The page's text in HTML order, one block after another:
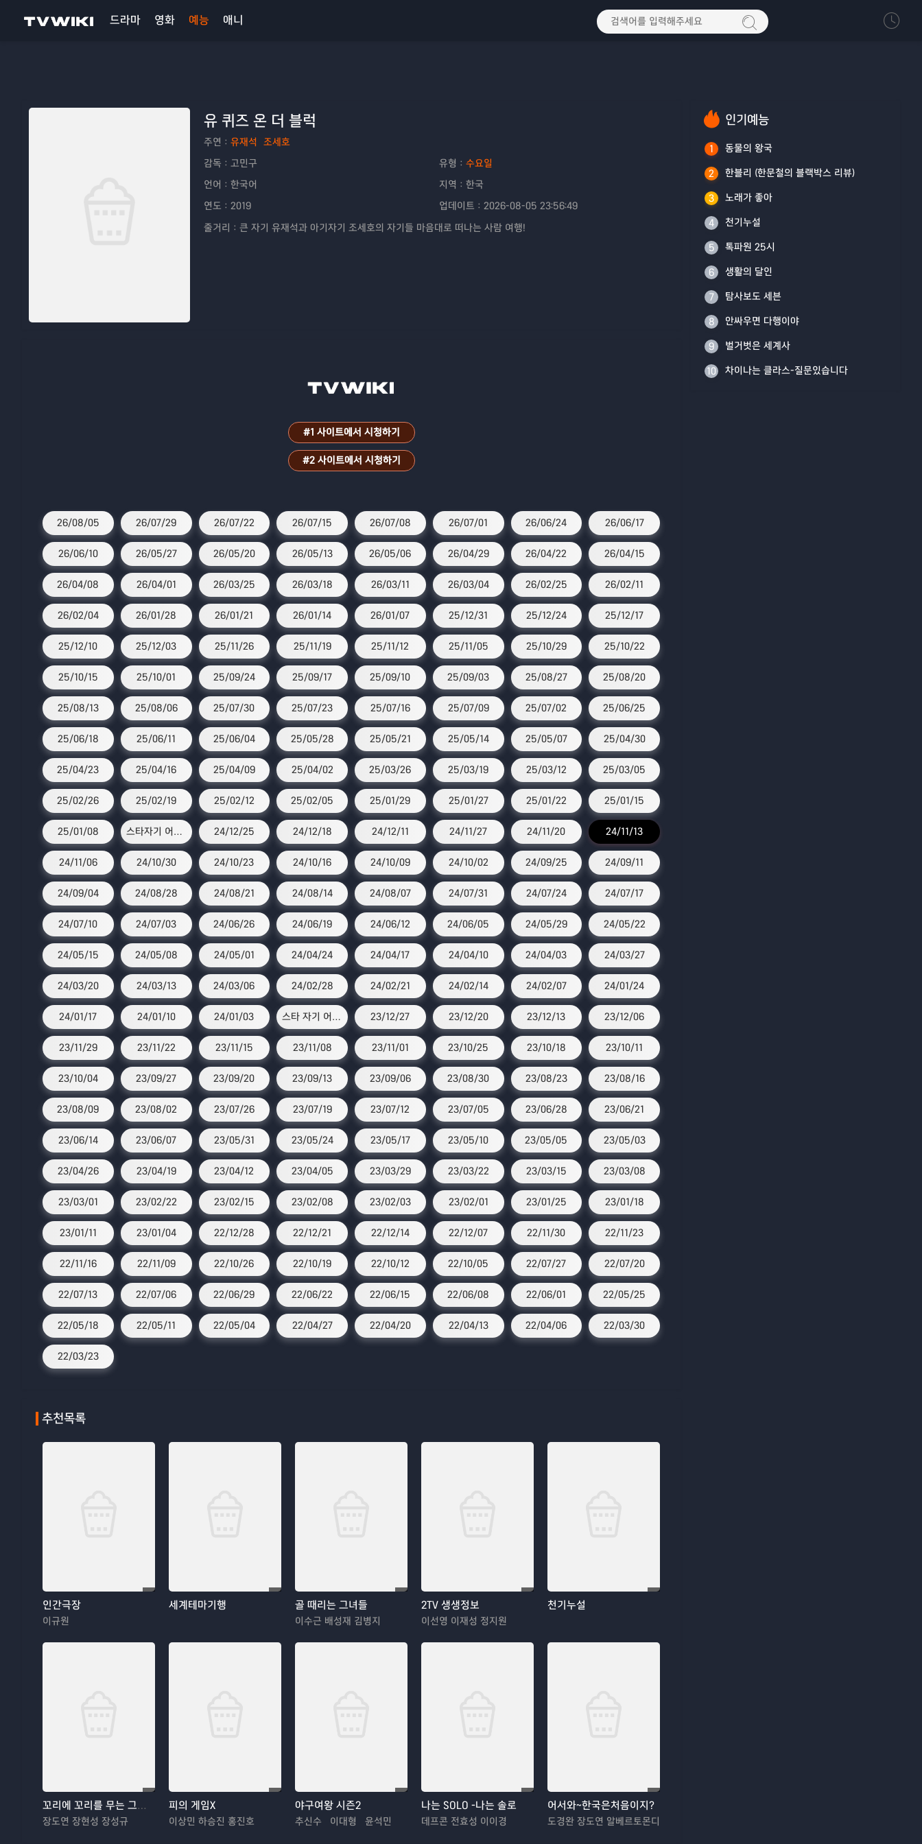
드라마 영화 예능 애니
유 퀴즈 온 더 블럭
주연： 유재석
조세호
감독： 고민구 유형： 수요일
언어： 한국어 지역： 한국
연도： 2019 업데이트： 2026-08-05 23:56:49
줄거리： 큰 자기 유재석과 아기자기 조세호의 자기들 마음대로 떠나는 사람 여행!
#1 사이트에서 시청하기
#2 사이트에서 시청하기
26/08/05 26/07/29 26/07/22 26/07/15 26/07/08 26/07/01 26/06/24 26/06/17
26/06/10 26/05/27 26/05/20 26/05/13 26/05/06 26/04/29 26/04/22 26/04/15
26/04/08 26/04/01 26/03/25 26/03/18 26/03/11 26/03/04 26/02/25 26/02/11
26/02/04 26/01/28 26/01/21 26/01/14 26/01/07 25/12/31 25/12/24 25/12/17
25/12/10 25/12/03 25/11/26 25/11/19 25/11/12 25/11/05 25/10/29 25/10/22
25/10/15 25/10/01 25/09/24 25/09/17 25/09/10 25/09/03 25/08/27 25/08/20
25/08/13 25/08/06 25/07/30 25/07/23 25/07/16 25/07/09 25/07/02 25/06/25
25/06/18 25/06/11 25/06/04 25/05/28 25/05/21 25/05/14 25/05/07 25/04/30
25/04/23 25/04/16 25/04/09 25/04/02 25/03/26 25/03/19 25/03/12 25/03/05
25/02/26 25/02/19 25/02/12 25/02/05 25/01/29 25/01/27 25/01/22 25/01/15
25/01/08 스타자기 어워즈 24/12/25 24/12/18 24/12/11 24/11/27 24/11/20 24/11/13
24/11/06 24/10/30 24/10/23 24/10/16 24/10/09 24/10/02 24/09/25 24/09/11
24/09/04 24/08/28 24/08/21 24/08/14 24/08/07 24/07/31 24/07/24 24/07/17
24/07/10 24/07/03 24/06/26 24/06/19 24/06/12 24/06/05 24/05/29 24/05/22
24/05/15 24/05/08 24/05/01 24/04/24 24/04/17 24/04/10 24/04/03 24/03/27
24/03/20 24/03/13 24/03/06 24/02/28 24/02/21 24/02/14 24/02/07 24/01/24
24/01/17 24/01/10 24/01/03 스타 자기 어워즈 23/12/27 23/12/20 23/12/13 23/12/06
23/11/29 23/11/22 23/11/15 23/11/08 23/11/01 23/10/25 23/10/18 23/10/11
23/10/04 23/09/27 23/09/20 23/09/13 23/09/06 23/08/30 23/08/23 23/08/16
23/08/09 23/08/02 23/07/26 23/07/19 23/07/12 23/07/05 23/06/28 23/06/21
23/06/14 23/06/07 23/05/31 23/05/24 23/05/17 23/05/10 23/05/05 23/05/03
23/04/26 23/04/19 23/04/12 23/04/05 23/03/29 23/03/22 23/03/15 23/03/08
23/03/01 23/02/22 23/02/15 23/02/08 23/02/03 23/02/01 23/01/25 23/01/18
23/01/11 23/01/04 22/12/28 22/12/21 22/12/14 22/12/07 22/11/30 22/11/23
22/11/16 22/11/09 22/10/26 22/10/19 22/10/12 22/10/05 22/07/27 22/07/20
22/07/13 22/07/06 22/06/29 22/06/22 22/06/15 22/06/08 22/06/01 22/05/25
22/05/18 22/05/11 22/05/04 22/04/27 22/04/20 22/04/13 22/04/06 22/03/30
22/03/23
추천목록
인간극장
이규원
세계테마기행 골 때리는 그녀들
이수근 배성재 김병지
2TV 생생정보
이선영 이재성 정지원
천기누설
꼬리에 꼬리를 무는 그날 이야기
장도연 장현성 장성규
피의 게임X
이상민 하승진 홍진호
야구여왕 시즌2
추신수 이대형 윤석민
나는 SOLO -나는 솔로
데프콘 전효성 이이경
어서와~한국은처음이지?
도경완 장도연 알베르토몬디
인기예능
1 동물의 왕국
2 한블리 (한문철의 블랙박스 리뷰)
3 노래가 좋아
4 천기누설
5 톡파원 25시
6 생활의 달인
7 탐사보도 세븐
8 안싸우면 다행이야
9 벌거벗은 세계사
10 차이나는 클라스-질문있습니다